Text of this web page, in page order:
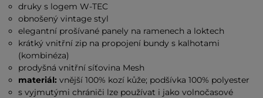
druky s logem W-TEC
obnošený vintage styl
elegantní prošívané panely na ramenech a loktech
krátký vnitřní zip na propojení bundy s kalhotami
(kombinéza)
prodyšná vnitřní síťovina Mesh
materiál: vnější 100% kozí kůže; podšívka 100% polyester
s vyjmutými chrániči lze používat i jako volnočasové